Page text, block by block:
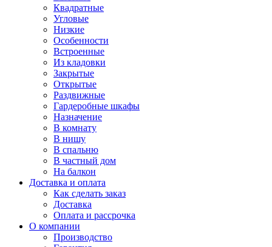
Квадратные
Угловые
Низкие
Особенности
Встроенные
Из кладовки
Закрытые
Открытые
Раздвижные
Гардеробные шкафы
Назначение
В комнату
В нишу
В спальню
В частный дом
На балкон
Доставка и оплата
Как сделать заказ
Доставка
Оплата и рассрочка
О компании
Производство